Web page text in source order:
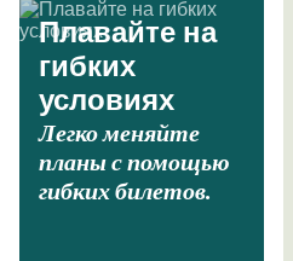
Плавайте на
гибких
условиях
Легко меняйте
планы с помощью
гибких билетов.